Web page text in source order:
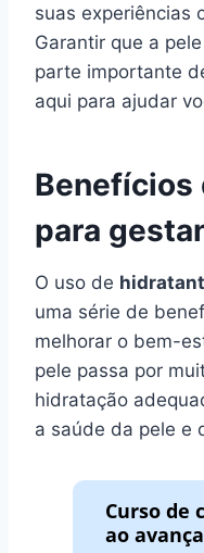
suas experiências
Garantir que a
parte importante
aqui para ajudar
Benefícios
para
O uso de
uma série de
melhorar o bem-
pele passa por
hidratação
a saúde da pele e
Curso de
ao